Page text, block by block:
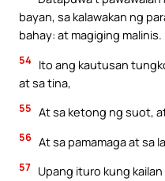
bayan, sa kalawakan ng
bahay: at magiging malinis.
54 Ito ang kautusan
at sa tina,
55 At sa ketong ng suot,
56 At sa pamamaga at sa
57 Upang ituro kung